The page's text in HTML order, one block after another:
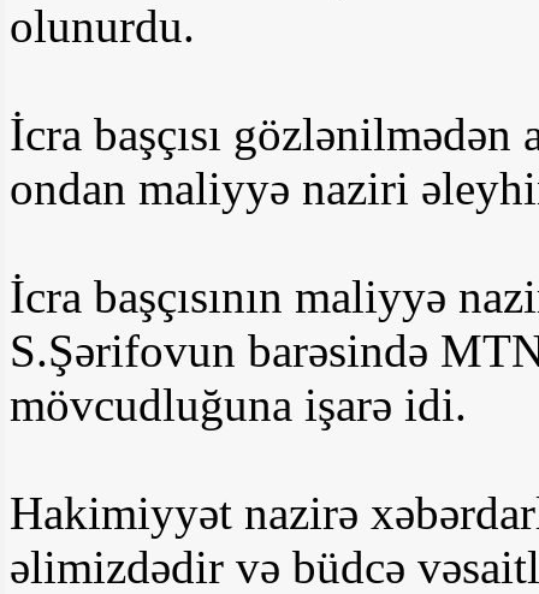
olunurdu.
İcra başçısı
ondan maliyyə naziri
İcra başçısının maliyyə
S.Şərifovun barəsində
mövcudluğuna işarə idi.
Hakimiyyət nazirə
əlimizdədir və büdcə